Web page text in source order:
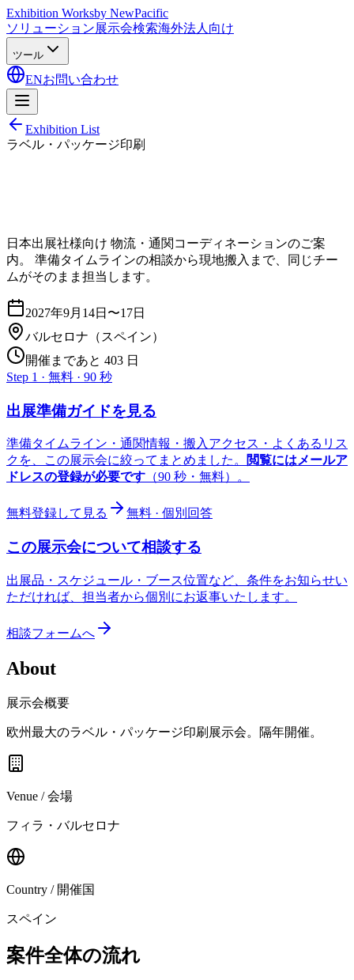
Exhibition Worksby NewPacific
ソリューション展示会検索海外法人向け
ツール
ENお問い合わせ
Exhibition List
ラベル・パッケージ印刷
日本出展社様向け 物流・通関コーディネーションのご案
内。 準備タイムラインの相談から現地搬入まで、同じチー
ムがそのまま担当します。
2027年9月14日〜17日
バルセロナ （スペイン）
開催まであと 403 日
Step 1 · 無料 · 90 秒
出展準備ガイドを見る
準備タイムライン・通関情報・搬入アクセス・よくあるリス
クを、この展示会に絞ってまとめました。
閲覧にはメールア
ドレスの登録が必要です （90 秒・無料）。
無料登録して見る 無料 · 個別回答
この展示会について相談する
出展品・スケジュール・ブース位置など、条件をお知らせい
ただければ、担当者から個別にお返事いたします。
相談フォームへ
About
展示会概要
欧州最大のラベル・パッケージ印刷展示会。隔年開催。
Venue / 会場
フィラ・バルセロナ
Country / 開催国
スペイン
案件全体の流れ